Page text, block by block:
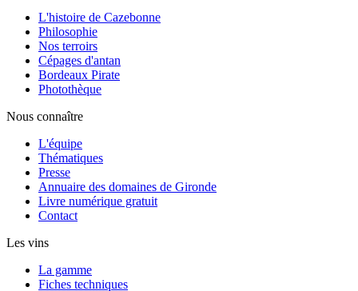
L'histoire de Cazebonne
Philosophie
Nos terroirs
Cépages d'antan
Bordeaux Pirate
Photothèque
Nous connaître
L'équipe
Thématiques
Presse
Annuaire des domaines de Gironde
Livre numérique gratuit
Contact
Les vins
La gamme
Fiches techniques